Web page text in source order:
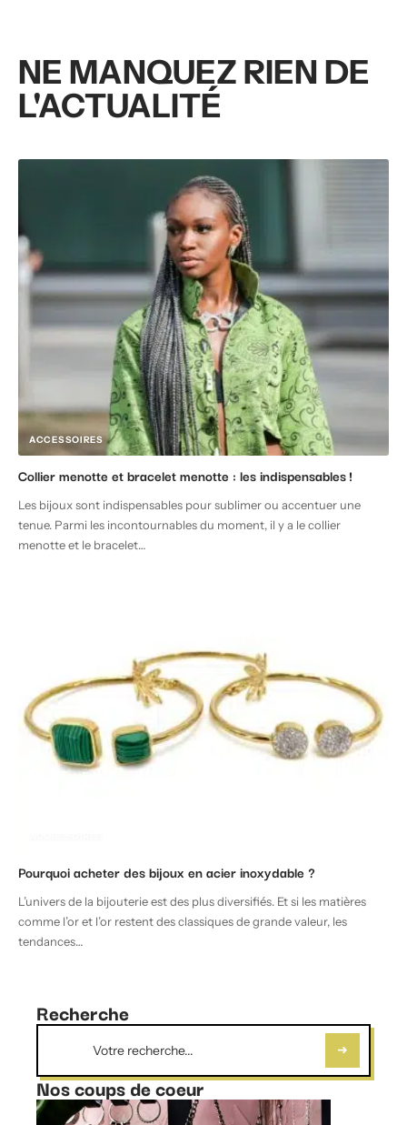
NE MANQUEZ RIEN DE
L'ACTUALITÉ
ACCESSOIRES
Collier menotte et bracelet menotte : les indispensables !
Les bijoux sont indispensables pour sublimer ou accentuer une
tenue. Parmi les incontournables du moment, il y a le collier
menotte et le bracelet…
Pourquoi acheter des bijoux en acier inoxydable ?
L’univers de la bijouterie est des plus diversifiés. Et si les matières
comme l’or et l’or restent des classiques de grande valeur, les
tendances…
Recherche
Nos coups de coeur